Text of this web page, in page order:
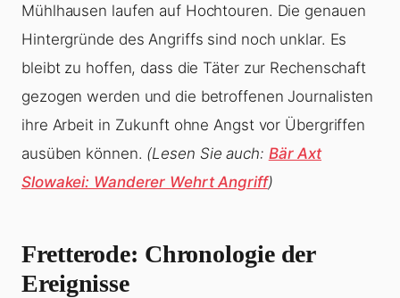
Mühlhausen laufen auf Hochtouren. Die genauen
Hintergründe des Angriffs sind noch unklar. Es
bleibt zu hoffen, dass die Täter zur Rechenschaft
gezogen werden und die betroffenen Journalisten
ihre Arbeit in Zukunft ohne Angst vor Übergriffen
ausüben können. (Lesen Sie auch: Bär Axt
Slowakei: Wanderer Wehrt Angriff)
Fretterode: Chronologie der
Ereignisse